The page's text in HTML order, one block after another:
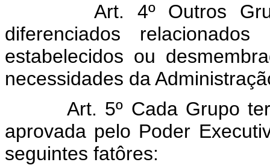
Art. 4º Outros
diferenciados
estabelecidos ou
necessidades da
Art. 5º Cada Grupo
aprovada pelo Poder
seguintes fatôres: